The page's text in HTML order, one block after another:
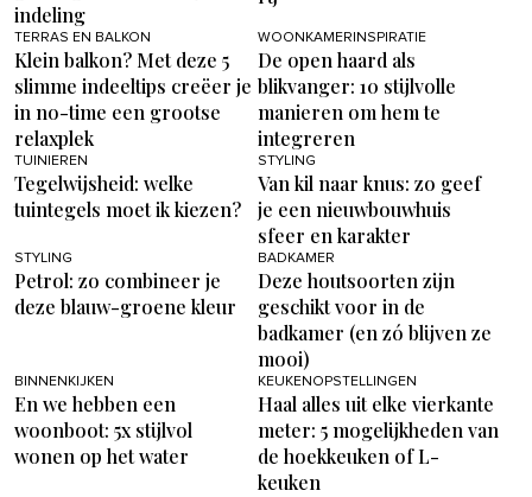
indeling
TERRAS EN BALKON
Klein balkon? Met deze 5
slimme indeeltips creëer je
in no-time een grootse
relaxplek
WOONKAMERINSPIRATIE
De open haard als
blikvanger: 10 stijlvolle
manieren om hem te
integreren
TUINIEREN
Tegelwijsheid: welke
tuintegels moet ik kiezen?
STYLING
Van kil naar knus: zo geef
je een nieuwbouwhuis
sfeer en karakter
STYLING
Petrol: zo combineer je
deze blauw-groene kleur
BADKAMER
Deze houtsoorten zijn
geschikt voor in de
badkamer (en zó blijven ze
mooi)
BINNENKIJKEN
En we hebben een
woonboot: 5x stijlvol
wonen op het water
KEUKENOPSTELLINGEN
Haal alles uit elke vierkante
meter: 5 mogelijkheden van
de hoekkeuken of L-
keuken